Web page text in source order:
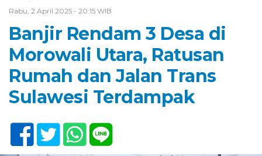
Rabu, 2 April 2025 - 20:15 WIB
Banjir Rendam 3 Desa di
Morowali Utara, Ratusan
Rumah dan Jalan Trans
Sulawesi Terdampak